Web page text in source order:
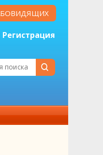
Регистрация